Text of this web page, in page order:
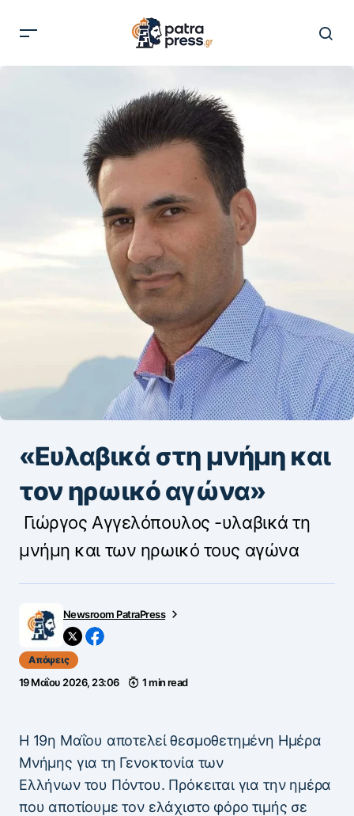
«Ευλαβικά στη μνήμη και
τον ηρωικό αγώνα»
Γιώργος Αγγελόπουλος -υλαβικά τη
μνήμη και των ηρωικό τους αγώνα
Newsroom PatraPress
Απόψεις
19 Μαΐου 2026, 23:06 1 min read
Η 19η Μαΐου αποτελεί θεσμοθετημένη Ημέρα
Μνήμης για τη Γενοκτονία των
Ελλήνων του Πόντου. Πρόκειται για την ημέρα
που αποτίουμε τον ελάχιστο φόρο τιμής σε